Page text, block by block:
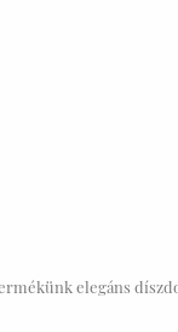
elegáns